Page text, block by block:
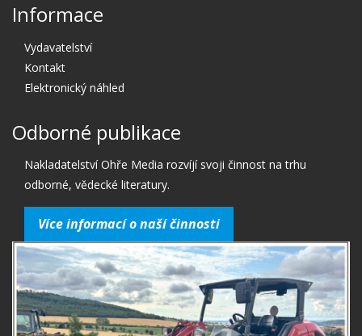
Informace
Vydavatelství
Kontakt
Elektronický náhled
Odborné publikace
Nakladatelství Ohře Media rozvíjí svoji činnost na trhu
odborné, vědecké literatury.
Více informací o naší činnosti